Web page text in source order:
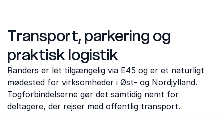
Transport, parkering og
praktisk logistik
Randers er let tilgængelig via E45 og er et naturligt
mødested for virksomheder i Øst- og Nordjylland.
Togforbindelserne gør det samtidig nemt for
deltagere, der rejser med offentlig transport.